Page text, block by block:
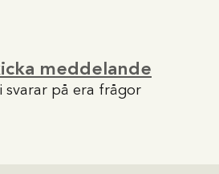
meddelande
svarar på era frågor